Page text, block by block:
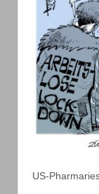
US-